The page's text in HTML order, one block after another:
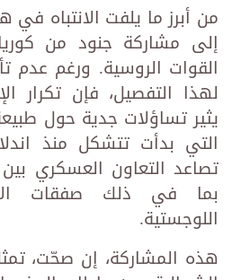
من أبرز ما يلفت الانتباه في
إلى مشاركة جنود من
القوات الروسية. ورغم
لهذا التفصيل، فإن تكرار
يثير تساؤلات جدية حول
التي بدأت تتشكل منذ
تصاعد التعاون العسكري
بما في ذلك صفقات
اللوجستية.
هذه المشاركة، إن صحّت،